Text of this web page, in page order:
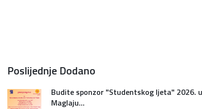
Poslijednje Dodano
Budite sponzor "Studentskog ljeta" 2026. u
Maglaju...